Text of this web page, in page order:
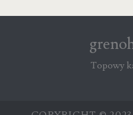
Topowy